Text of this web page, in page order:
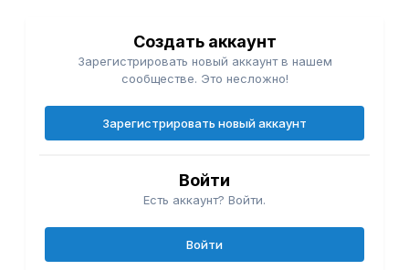
Создать аккаунт
Зарегистрировать новый аккаунт в нашем
сообществе. Это несложно!
Зарегистрировать новый аккаунт
Войти
Есть аккаунт? Войти.
Войти